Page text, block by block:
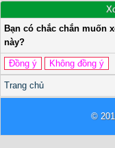
Bạn có chắc chắn muốn
này?
Trang chủ
©